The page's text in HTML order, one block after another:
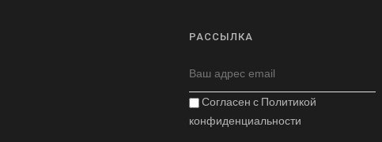
РАССЫЛКА
Согласен с Политикой
конфиденциальности